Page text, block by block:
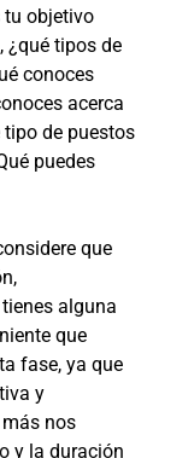
tu objetivo
¿qué tipos de
conoces
acerca
tipo de puestos
puedes
que
alguna
que
fase, ya que
y
nos
y la duración